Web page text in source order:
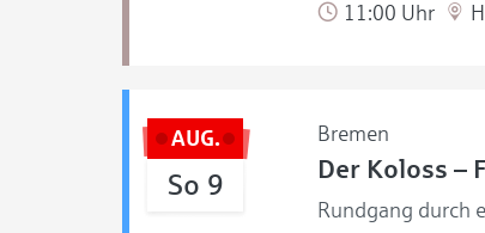
11:00 Uhr
AUG.
So 9
Bremen
Der Koloss –
Rundgang durch